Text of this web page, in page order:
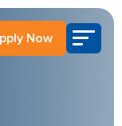
Now